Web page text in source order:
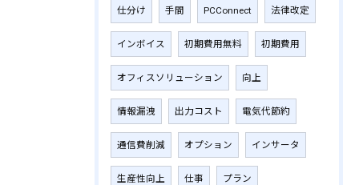
仕分け 手間 PCConnect 法律改定
インボイス 初期費用無料 初期費用
オフィスソリューション 向上
情報漏洩 出力コスト 電気代節約
通信費削減 オプション インサータ
生産性向上 仕事 プラン